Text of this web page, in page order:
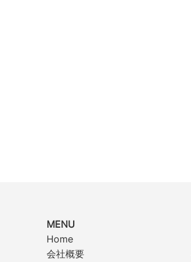
MENU
Home
会社概要